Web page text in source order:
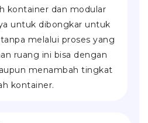
kontainer dan modular
untuk dibongkar untuk
melalui proses yang
ruang ini bisa dengan
menambah tingkat
kontainer.